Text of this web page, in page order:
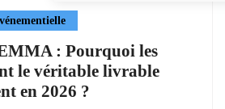
: Pourquoi les
le véritable livrable
en 2026 ?